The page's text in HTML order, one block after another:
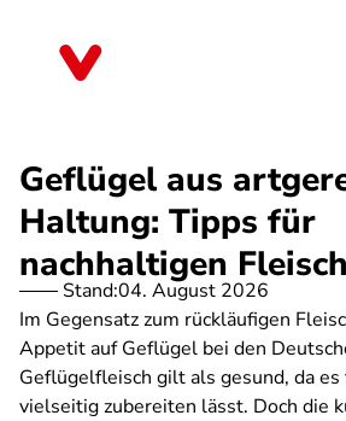
Geflügel aus
Haltung: Tipps für
nachhaltigen
Stand:04. August 2026
Im Gegensatz zum rückläufigen
Appetit auf Geflügel bei den
Geflügelfleisch gilt als gesund, da
vielseitig zubereiten lässt. Doch die